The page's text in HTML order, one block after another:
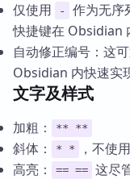
仅使用
- 作为无序
快捷键在 Obsidian
自动修正编号：这
Obsidian 内快速实
文字及样式
加粗： ** **
斜体： * *
，不使
高亮：
== == 这尽